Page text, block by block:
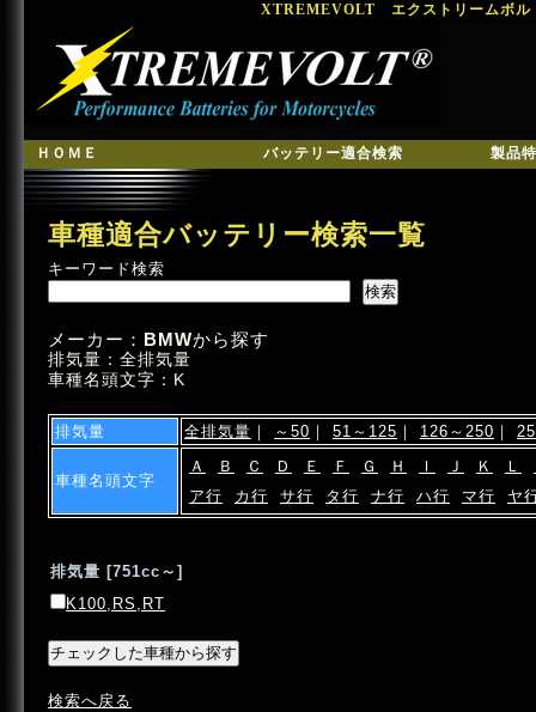
XTREMEVOLT エクストリームボル
ＨＯＭＥ バッテリー適合検索 製品
車種適合バッテリー検索一覧
キーワード検索
メーカー： BMWから探す
排気量：全排気量
車種名頭文字：K
排気量 全排気量 ｜ ～50 ｜ 51～125 ｜ 126～250 ｜
車種名頭文字
Ａ Ｂ Ｃ Ｄ Ｅ Ｆ Ｇ Ｈ Ｉ Ｊ Ｋ Ｌ
ア行
カ行 サ行 タ行 ナ行 ハ行 マ行 ヤ
排気量 [751cc～]
K100,RS,RT
検索へ戻る